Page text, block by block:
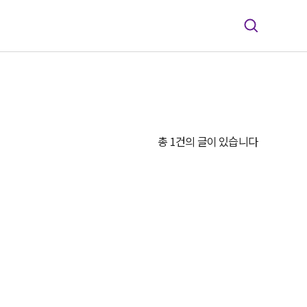
총 1건의 글이 있습니다